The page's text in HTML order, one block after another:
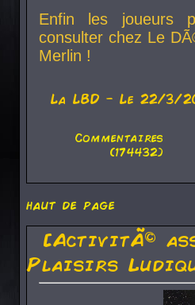
Enfin les joueurs
consulter chez Le
Merlin !
La LBD - Le 22/3/
Commentaires
(174432)
haut de page
[ActivitÃ©
Plaisirs